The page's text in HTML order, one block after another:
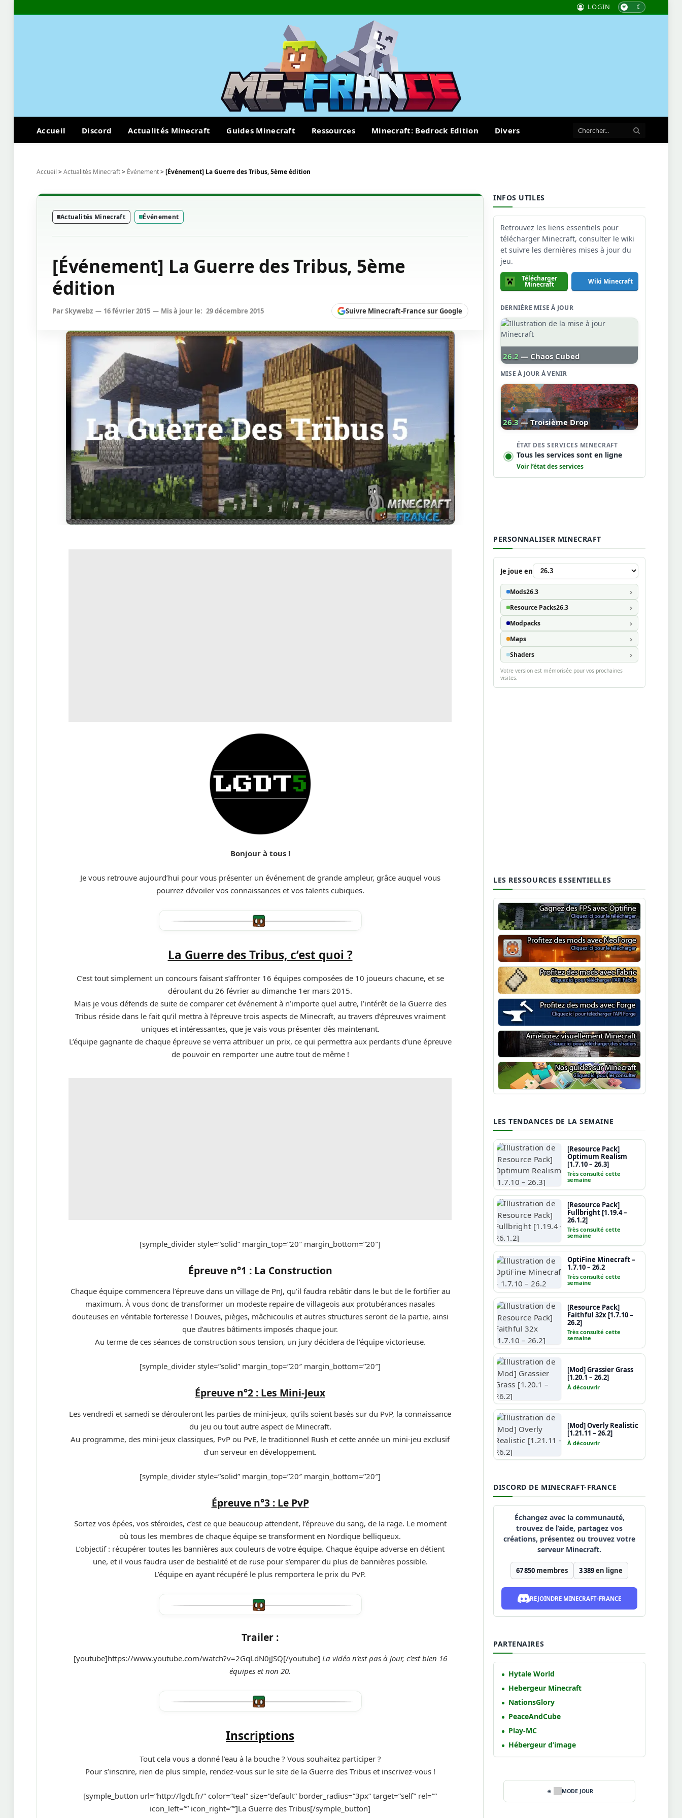
LOGIN
Accueil Discord Actualités Minecraft Guides Minecraft Ressources Minecraft: Bedrock Edition Divers
Accueil >Actualités Minecraft> Événement>[Événement] La Guerre des Tribus, 5ème édition
Actualités Minecraft Événement
[Événement] La Guerre des Tribus, 5ème
édition
ParSkywebz 16 février 2015 Mis à jour le: 29 décembre 2015 Suivre Minecraft-France sur Google
Bonjour à tous !
Je vous retrouve aujourd’hui pour vous présenter un événement de grande ampleur, grâce auquel vous
pourrez dévoiler vos connaissances et vos talents cubiques.
La Guerre des Tribus, c’est quoi ?
C’est tout simplement un concours faisant s’affronter 16 équipes composées de 10 joueurs chacune, et se
déroulant du 26 février au dimanche 1er mars 2015.
Mais je vous défends de suite de comparer cet événement à n’importe quel autre, l’intérêt de la Guerre des
Tribus réside dans le fait qu’il mettra à l’épreuve trois aspects de Minecraft, au travers d’épreuves vraiment
uniques et intéressantes, que je vais vous présenter dès maintenant.
L’équipe gagnante de chaque épreuve se verra attribuer un prix, ce qui permettra aux perdants d’une épreuve
de pouvoir en remporter une autre tout de même !
[symple_divider style=”solid” margin_top=”20″ margin_bottom=”20″]
Épreuve n°1 : La Construction
Chaque équipe commencera l’épreuve dans un village de PnJ, qu’il faudra rebâtir dans le but de le fortifier au
maximum. À vous donc de transformer un modeste repaire de villageois aux protubérances nasales
douteuses en véritable forteresse ! Douves, pièges, mâchicoulis et autres structures seront de la partie, ainsi
que d’autres bâtiments imposés chaque jour.
Au terme de ces séances de construction sous tension, un jury décidera de l’équipe victorieuse.
[symple_divider style=”solid” margin_top=”20″ margin_bottom=”20″]
Épreuve n°2 : Les Mini-Jeux
Les vendredi et samedi se dérouleront les parties de mini-jeux, qu’ils soient basés sur du PvP, la connaissance
du jeu ou tout autre aspect de Minecraft.
Au programme, des mini-jeux classiques, PvP ou PvE, le traditionnel Rush et cette année un mini-jeu exclusif
d’un serveur en développement.
[symple_divider style=”solid” margin_top=”20″ margin_bottom=”20″]
Épreuve n°3 : Le PvP
Sortez vos épées, vos stéroïdes, c’est ce que beaucoup attendent, l’épreuve du sang, de la rage. Le moment
où tous les membres de chaque équipe se transforment en Nordique belliqueux.
L’objectif : récupérer toutes les bannières aux couleurs de votre équipe. Chaque équipe adverse en détient
une, et il vous faudra user de bestialité et de ruse pour s’emparer du plus de bannières possible.
L’équipe en ayant récupéré le plus remportera le prix du PvP.
Trailer :
[youtube]https://www.youtube.com/watch?v=2GqLdN0jJSQ[/youtube] La vidéo n’est pas à jour, c’est bien 16
équipes et non 20.
Inscriptions
Tout cela vous a donné l’eau à la bouche ? Vous souhaitez participer ?
Pour s’inscrire, rien de plus simple, rendez-vous sur le site de la Guerre des Tribus et inscrivez-vous !
[symple_button url=”http://lgdt.fr/” color=”teal” size=”default” border_radius=”3px” target=”self” rel=””
icon_left=”” icon_right=””]La Guerre des Tribus[/symple_button]
INFOS UTILES
Retrouvez les liens essentiels pour
télécharger Minecraft, consulter le wiki
et suivre les dernières mises à jour du
jeu.
Télécharger
Minecraft Wiki Minecraft
DERNIÈRE MISE À JOUR
26.2 — Chaos Cubed
MISE À JOUR À VENIR
26.3 — Troisième Drop
ÉTAT DES SERVICES MINECRAFT
Tous les services sont en ligne
Voir l’état des services
PERSONNALISER MINECRAFT
Je joue en
Mods26.3
Resource Packs26.3
Modpacks
Maps
Shaders
Votre version est mémorisée pour vos prochaines
visites.
LES RESSOURCES ESSENTIELLES
Optifine
NeoForge
Minecraft Fabric
Minecraft Forge
Shaders Minecraft
Guide Minecraft
LES TENDANCES DE LA SEMAINE
[Resource Pack]
Optimum Realism
[1.7.10 – 26.3]
Très consulté cette
semaine
[Resource Pack]
Fullbright [1.19.4 –
26.1.2]
Très consulté cette
semaine
OptiFine Minecraft –
1.7.10 – 26.2
Très consulté cette
semaine
[Resource Pack]
Faithful 32x [1.7.10 –
26.2]
Très consulté cette
semaine
[Mod] Grassier Grass
[1.20.1 – 26.2]
À découvrir
[Mod] Overly Realistic
[1.21.11 – 26.2]
À découvrir
DISCORD DE MINECRAFT-FRANCE
Échangez avec la communauté,
trouvez de l’aide, partagez vos
créations, présentez ou trouvez votre
serveur Minecraft.
67 850 membres 3 389en ligne
REJOINDRE MINECRAFT-FRANCE
PARTENAIRES
Hytale World
Hebergeur Minecraft
NationsGlory
PeaceAndCube
Play-MC
Hébergeur d’image
MODE JOUR